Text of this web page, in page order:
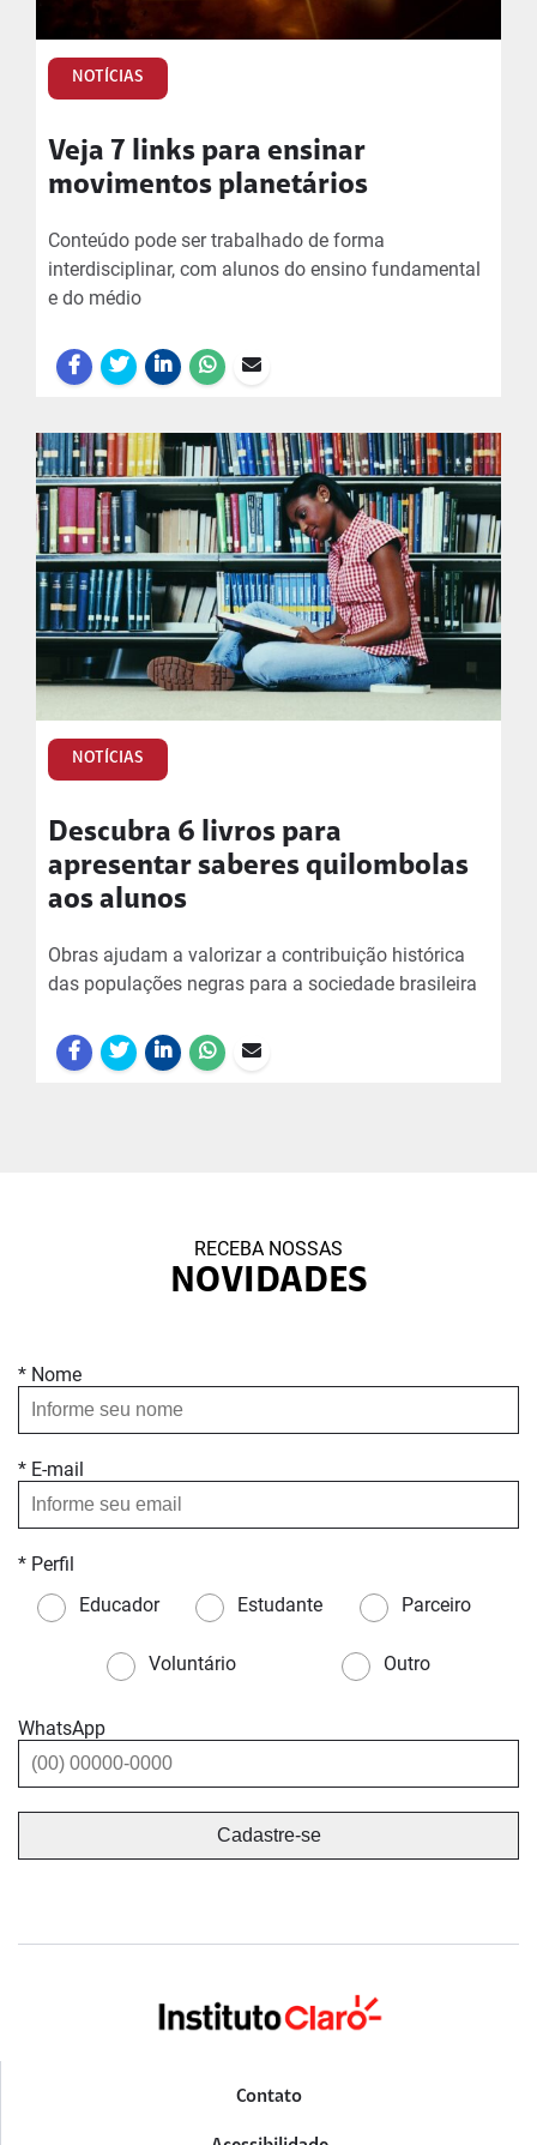
NOTÍCIAS
Veja 7 links para ensinar
movimentos planetários
Conteúdo pode ser trabalhado de forma
interdisciplinar, com alunos do ensino fundamental
e do médio
NOTÍCIAS
Descubra 6 livros para
apresentar saberes quilombolas
aos alunos
Obras ajudam a valorizar a contribuição histórica
das populações negras para a sociedade brasileira
RECEBA NOSSAS
NOVIDADES
* Nome
* E-mail
* Perfil
Educador
Estudante Parceiro
Voluntário Outro
WhatsApp
Contato